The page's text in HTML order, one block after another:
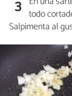
3 todo
Salpimenta al